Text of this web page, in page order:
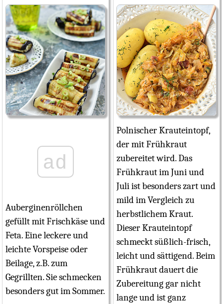
ad
Auberginenröllchen
gefüllt mit Frischkäse und
Feta. Eine leckere und
leichte Vorspeise oder
Beilage, z.B. zum
Gegrillten. Sie schmecken
besonders gut im Sommer.
Polnischer Krauteintopf,
der mit Frühkraut
zubereitet wird. Das
Frühkraut im Juni und
Juli ist besonders zart und
mild im Vergleich zu
herbstlichem Kraut.
Dieser Krauteintopf
schmeckt süßlich-frisch,
leicht und sättigend. Beim
Frühkraut dauert die
Zubereitung gar nicht
lange und ist ganz